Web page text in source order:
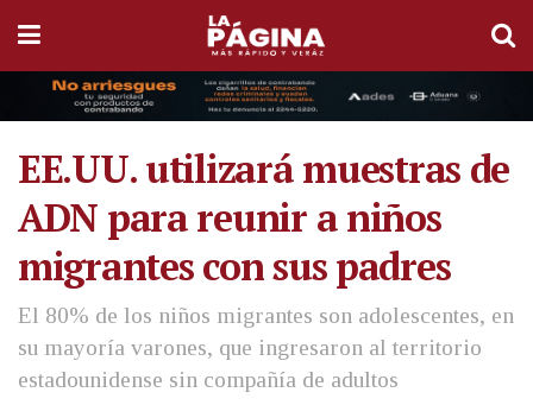
EE.UU. utilizará muestras de
ADN para reunir a niños
migrantes con sus padres
El 80% de los niños migrantes son adolescentes, en
su mayoría varones, que ingresaron al territorio
estadounidense sin compañía de adultos